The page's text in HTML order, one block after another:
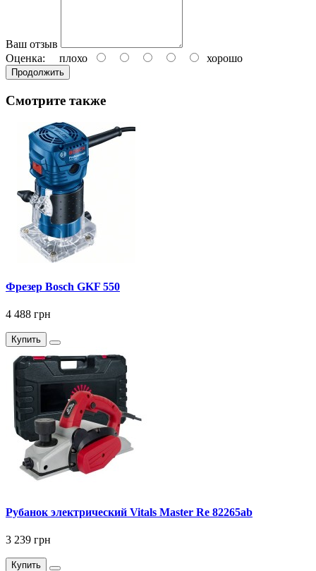
Ваш отзыв
Оценка: плохо хорошо
Продолжить
Смотрите также
Фрезер Bosch GKF 550
4 488 грн
Купить
Рубанок электрический Vitals Master Re 82265ab
3 239 грн
Купить